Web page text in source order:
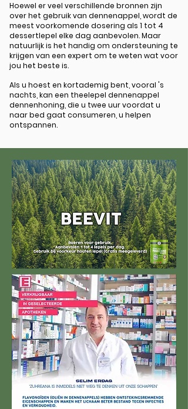
Hoewel er veel verschillende bronnen zijn
over het gebruik van dennenappel, wordt de
meest voorkomende dosering als 1 tot 4
dessertlepel elke dag aanbevolen. Maar
natuurlijk is het handig om ondersteuning te
krijgen van een expert om te weten wat voor
jou het beste is.
Als u hoest en kortademig bent, vooral 's
nachts, kan een theelepel dennenappel
dennenhoning, die u twee uur voordat u
naar bed gaat consumeren, u helpen
ontspannen.
Expert Analyse's